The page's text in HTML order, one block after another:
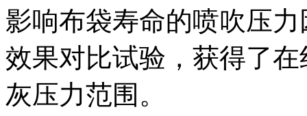
影响布袋寿命的喷吹压
效果对比试验，获得了
灰压力范围。